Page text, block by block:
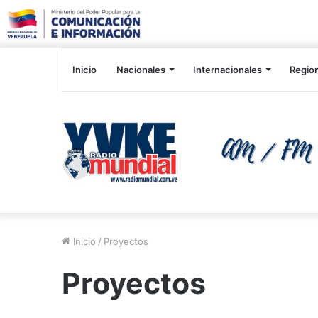
Inicio Nacionales Internacionales
Inicio / Proyectos
Proyectos